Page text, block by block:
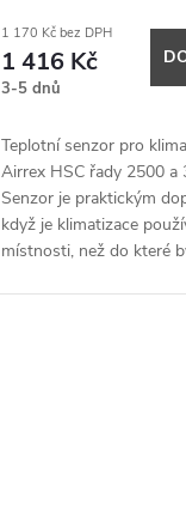
1 170 Kč bez DPH
1 416 Kč
3-5 dnů
Teplotní senzor pro
Airrex HSC řady 2500 a
Senzor je praktickým
když je klimatizace
místnosti, než do které
umístěny chladicí